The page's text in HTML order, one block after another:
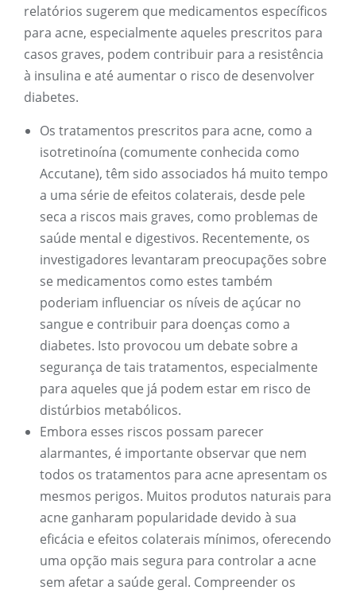
relatórios sugerem que medicamentos específicos
para acne, especialmente aqueles prescritos para
casos graves, podem contribuir para a resistência
à insulina e até aumentar o risco de desenvolver
diabetes.
Os tratamentos prescritos para acne, como a
isotretinoína (comumente conhecida como
Accutane), têm sido associados há muito tempo
a uma série de efeitos colaterais, desde pele
seca a riscos mais graves, como problemas de
saúde mental e digestivos. Recentemente, os
investigadores levantaram preocupações sobre
se medicamentos como estes também
poderiam influenciar os níveis de açúcar no
sangue e contribuir para doenças como a
diabetes. Isto provocou um debate sobre a
segurança de tais tratamentos, especialmente
para aqueles que já podem estar em risco de
distúrbios metabólicos.
Embora esses riscos possam parecer
alarmantes, é importante observar que nem
todos os tratamentos para acne apresentam os
mesmos perigos. Muitos produtos naturais para
acne ganharam popularidade devido à sua
eficácia e efeitos colaterais mínimos, oferecendo
uma opção mais segura para controlar a acne
sem afetar a saúde geral. Compreender os